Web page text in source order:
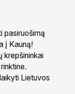
pasiruošimą
į Kauną!
krepšininkai
Lietuvos